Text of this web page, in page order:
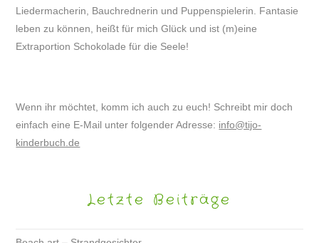
Liedermacherin, Bauchrednerin und Puppenspielerin. Fantasie
leben zu können, heißt für mich Glück und ist (m)eine
Extraportion Schokolade für die Seele!
Wenn ihr möchtet, komm ich auch zu euch! Schreibt mir doch
einfach eine E-Mail unter folgender Adresse: info@tijo-
kinderbuch.de
Letzte Beiträge